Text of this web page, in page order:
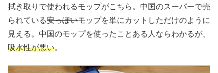
拭き取りで使われるモップがこちら。中国のスーパーで売
られている安っぽいモップを単にカットしただけのように
見える。中国のモップを使ったことある人ならわかるが、
吸水性が悪い。